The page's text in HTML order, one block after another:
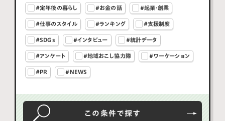
#定年後の暮らし #お金の話 #起業・創業
#仕事のスタイル #ランキング #支援制度
#SDGs #インタビュー #統計データ
#アンケート #地域おこし協力隊 #ワーケーション
#PR #NEWS
この条件で探す